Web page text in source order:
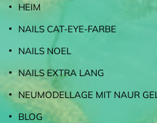
HEIM
NAILS CAT-EYE-FARBE
NAILS NOEL
NAILS EXTRA LANG
NEUMODELLAGE MIT NAUR GEL
BLOG